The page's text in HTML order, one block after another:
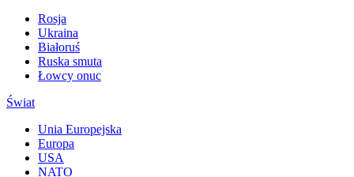
Rosja
Ukraina
Białoruś
Ruska smuta
Łowcy onuc
Świat
Unia Europejska
Europa
USA
NATO